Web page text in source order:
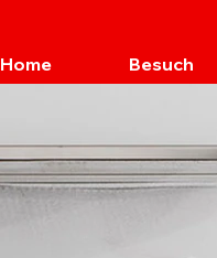
Home Besuch